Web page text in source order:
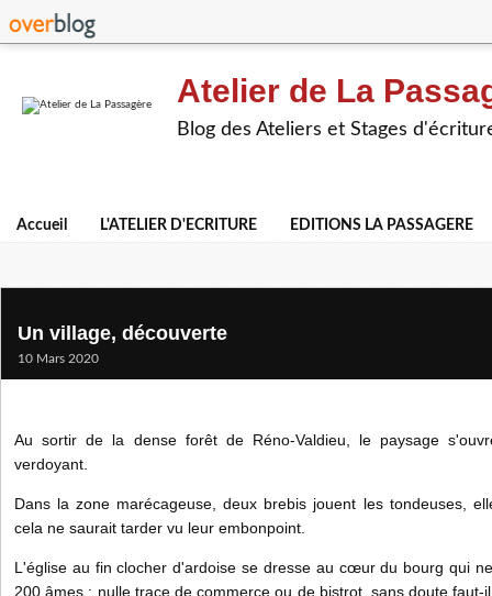
Atelier de La
Blog des Ateliers et Stages
Accueil L'ATELIER D'ECRITURE EDITIONS LA PASSAGERE
Un village, découverte
10 Mars 2020
Au sortir de la dense forêt de Réno-Valdieu, le paysage
verdoyant.
Dans la zone marécageuse, deux brebis jouent les tondeuses,
cela ne saurait tarder vu leur embonpoint.
L'église au fin clocher d'ardoise se dresse au cœur du bourg qui
200 âmes ; nulle trace de commerce ou de bistrot, sans doute